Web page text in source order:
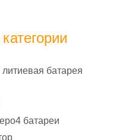
литиевая батарея
батареи